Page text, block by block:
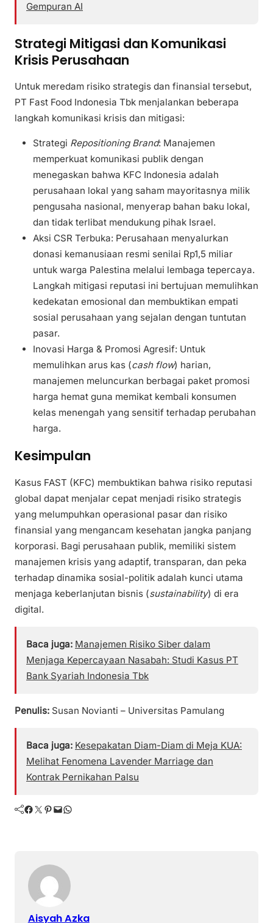
Gempuran AI
Strategi Mitigasi dan Komunikasi
Krisis Perusahaan
Untuk meredam risiko strategis dan finansial tersebut,
PT Fast Food Indonesia Tbk menjalankan beberapa
langkah komunikasi krisis dan mitigasi:
Strategi Repositioning Brand: Manajemen
memperkuat komunikasi publik dengan
menegaskan bahwa KFC Indonesia adalah
perusahaan lokal yang saham mayoritasnya milik
pengusaha nasional, menyerap bahan baku lokal,
dan tidak terlibat mendukung pihak Israel.
Aksi CSR Terbuka: Perusahaan menyalurkan
donasi kemanusiaan resmi senilai Rp1,5 miliar
untuk warga Palestina melalui lembaga tepercaya.
Langkah mitigasi reputasi ini bertujuan memulihkan
kedekatan emosional dan membuktikan empati
sosial perusahaan yang sejalan dengan tuntutan
pasar.
Inovasi Harga & Promosi Agresif: Untuk
memulihkan arus kas (cash flow) harian,
manajemen meluncurkan berbagai paket promosi
harga hemat guna memikat kembali konsumen
kelas menengah yang sensitif terhadap perubahan
harga.
Kesimpulan
Kasus FAST (KFC) membuktikan bahwa risiko reputasi
global dapat menjalar cepat menjadi risiko strategis
yang melumpuhkan operasional pasar dan risiko
finansial yang mengancam kesehatan jangka panjang
korporasi. Bagi perusahaan publik, memiliki sistem
manajemen krisis yang adaptif, transparan, dan peka
terhadap dinamika sosial-politik adalah kunci utama
menjaga keberlanjutan bisnis (sustainability) di era
digital.
Baca juga: Manajemen Risiko Siber dalam
Menjaga Kepercayaan Nasabah: Studi Kasus PT
Bank Syariah Indonesia Tbk
Penulis: Susan Novianti – Universitas Pamulang
Baca juga: Kesepakatan Diam-Diam di Meja KUA:
Melihat Fenomena Lavender Marriage dan
Kontrak Pernikahan Palsu
Facebook Twitter Pinterest Mail WhatsApp
Aisyah Azka